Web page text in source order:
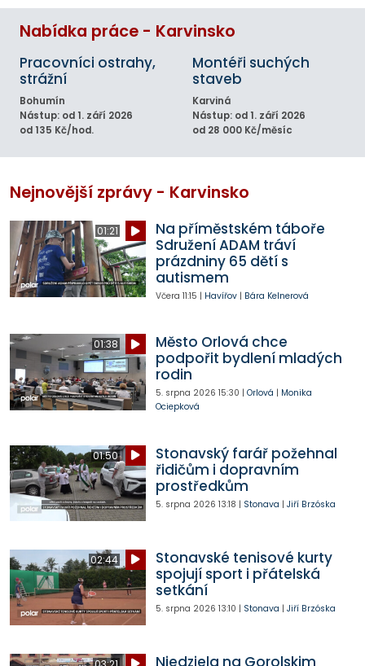
Nabídka práce - Karvinsko
Pracovníci ostrahy,
strážní
Bohumín
Nástup: od 1. září 2026
od 135 Kč/hod.
Montéři suchých
staveb
Karviná
Nástup: od 1. září 2026
od 28 000 Kč/měsíc
Nejnovější zprávy - Karvinsko
01:21
Na příměstském táboře
Sdružení ADAM tráví
prázdniny 65 dětí s
autismem
Včera 11:15 | Havířov| Bára Kelnerová
01:38
Město Orlová chce
podpořit bydlení mladých
rodin
5. srpna 2026 15:30 | Orlová | Monika
Ociepková
01:50
Stonavský farář požehnal
řidičům i dopravním
prostředkům
5. srpna 2026 13:18 | Stonava | Jiří Brzóska
02:44
Stonavské tenisové kurty
spojují sport i přátelská
setkání
5. srpna 2026 13:10 | Stonava | Jiří Brzóska
Niedziela na Gorolskim